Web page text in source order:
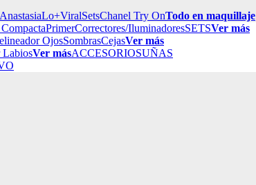
Lo+ViralSetsChanel Try OnTodo en maquillaje
PrimerCorrectores/IluminadoresSETSVer más
OjosSombrasCejasVer más
LabiosVer másACCESORIOSUÑAS